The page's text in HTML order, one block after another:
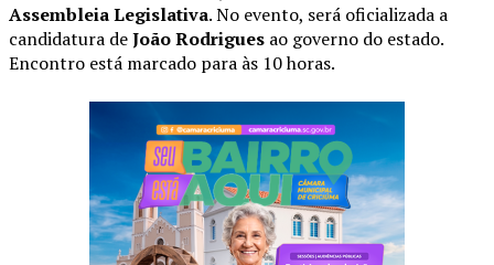
Assembleia Legislativa. No evento, será oficializada a
candidatura deJoão Rodrigues ao governo do estado.
Encontro está marcado para às 10 horas.